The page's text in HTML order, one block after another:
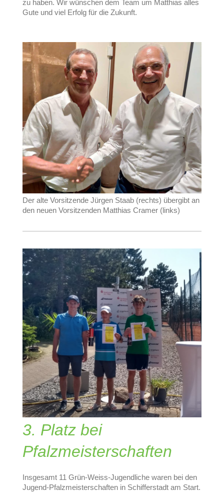
zu haben. Wir wünschen dem Team um Matthias alles
Gute und viel Erfolg für die Zukunft.
Der alte Vorsitzende Jürgen Staab (rechts) übergibt an
den neuen Vorsitzenden Matthias Cramer (links)
3. Platz bei
Pfalzmeisterschaften
Insgesamt 11 Grün-Weiss-Jugendliche waren bei den
Jugend-Pfalzmeisterschaften in Schifferstadt am Start.